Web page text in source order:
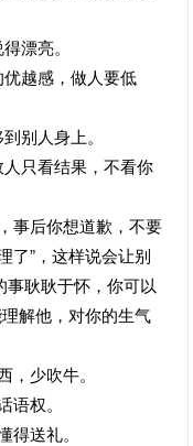
漂亮。
越感，做人要低
别人身上。
只看结果，不看你
事后你想道歉，不要
了”，这样说会让别
事耿耿于怀，你可以
解他，对你的生气
少吹牛。
权。
送礼。